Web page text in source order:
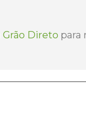
Grão Direto para